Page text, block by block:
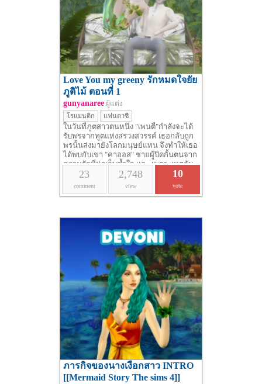
Love You my greeny รักหมดใจยัย
ภูติไม้ ตอนที่ 1
gunyanaree ผู้แต่ง
โรแมนติก แฟนตาซี
ในวันที่ภูตสาวตนหนึ่ง "เพนตี้"กำลังจะได้
รับพรจากทูตแห่งสรวงสวรรค์ เธอกลับถูก
พรนั้นส่งมายังโลกมนุษย์แทน จึงทำให้เธอ
ได้พบกับเขา "คาออส" ชายผู้ปิดกั้นตนจาก
ความรักที่น่าเจ็บช้ำใจ และ เพราะเหตุอัน
ใด ทำไมทูตสวรรค์ถึงส่งเธอมาในที่แห่งนี้
23
comment
2,748
view
10
vote
ภารกิจของนางเงือกสาว INTRO
[[Mermaid Story The sims 4]]